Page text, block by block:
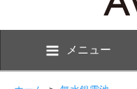
メニュー